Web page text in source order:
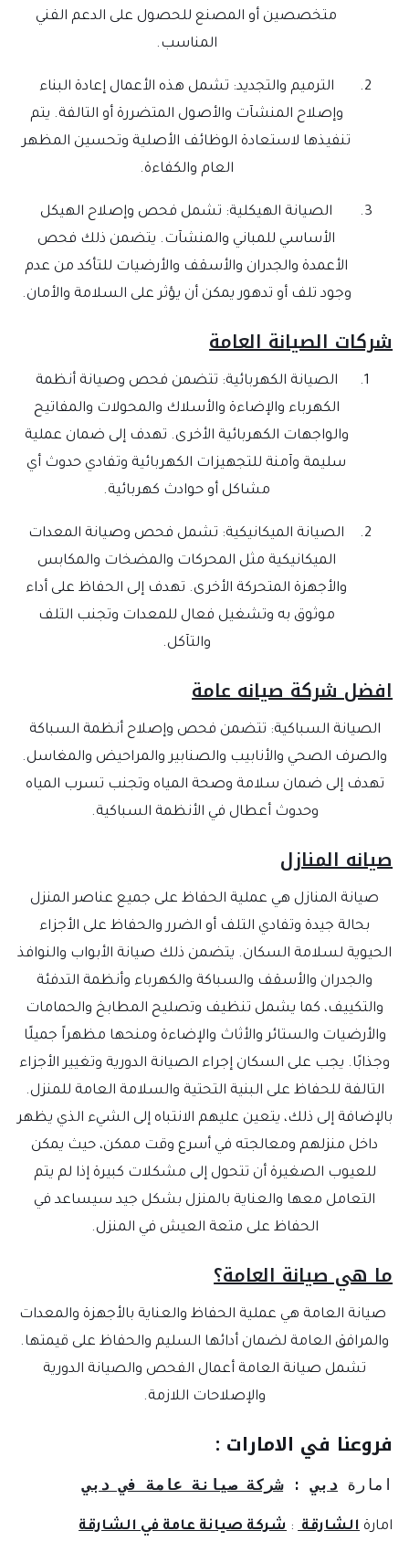
متخصصين أو المصنع للحصول على الدعم الفني
المناسب.
الترميم والتجديد: تشمل هذه الأعمال إعادة البناء
وإصلاح المنشآت والأصول المتضررة أو التالفة. يتم
تنفيذها لاستعادة الوظائف الأصلية وتحسين المظهر
العام والكفاءة.
الصيانة الهيكلية: تشمل فحص وإصلاح الهيكل
الأساسي للمباني والمنشآت. يتضمن ذلك فحص
الأعمدة والجدران والأسقف والأرضيات للتأكد من عدم
وجود تلف أو تدهور يمكن أن يؤثر على السلامة والأمان.
شركات الصيانة العامة
الصيانة الكهربائية: تتضمن فحص وصيانة أنظمة
الكهرباء والإضاءة والأسلاك والمحولات والمفاتيح
والواجهات الكهربائية الأخرى. تهدف إلى ضمان عملية
سليمة وآمنة للتجهيزات الكهربائية وتفادي حدوث أي
مشاكل أو حوادث كهربائية.
الصيانة الميكانيكية: تشمل فحص وصيانة المعدات
الميكانيكية مثل المحركات والمضخات والمكابس
والأجهزة المتحركة الأخرى. تهدف إلى الحفاظ على أداء
موثوق به وتشغيل فعال للمعدات وتجنب التلف
والتآكل.
افضل شركة صيانه عامة
الصيانة السباكية: تتضمن فحص وإصلاح أنظمة السباكة
والصرف الصحي والأنابيب والصنابير والمراحيض والمغاسل.
تهدف إلى ضمان سلامة وصحة المياه وتجنب تسرب المياه
وحدوث أعطال في الأنظمة السباكية.
صيانه المنازل
صيانة المنازل هي عملية الحفاظ على جميع عناصر المنزل
بحالة جيدة وتفادي التلف أو الضرر والحفاظ على الأجزاء
الحيوية لسلامة السكان. يتضمن ذلك صيانة الأبواب والنوافذ
والجدران والأسقف والسباكة والكهرباء وأنظمة التدفئة
والتكييف، كما يشمل تنظيف وتصليح المطابخ والحمامات
والأرضيات والستائر والأثاث والإضاءة ومنحها مظهراً جميلًا
وجذابًا. يجب على السكان إجراء الصيانة الدورية وتغيير الأجزاء
التالفة للحفاظ على البنية التحتية والسلامة العامة للمنزل.
بالإضافة إلى ذلك، يتعين عليهم الانتباه إلى الشيء الذي يظهر
داخل منزلهم ومعالجته في أسرع وقت ممكن، حيث يمكن
للعيوب الصغيرة أن تتحول إلى مشكلات كبيرة إذا لم يتم
التعامل معها والعناية بالمنزل بشكل جيد سيساعد في
الحفاظ على متعة العيش في المنزل.
ما هي صيانة العامة؟
صيانة العامة هي عملية الحفاظ والعناية بالأجهزة والمعدات
والمرافق العامة لضمان أدائها السليم والحفاظ على قيمتها.
تشمل صيانة العامة أعمال الفحص والصيانة الدورية
والإصلاحات اللازمة.
فروعنا في الامارات :
امارة دبي : شركة صيانة عامة في دبي
امارة الشارقة : شركة صيانة عامة في الشارقة